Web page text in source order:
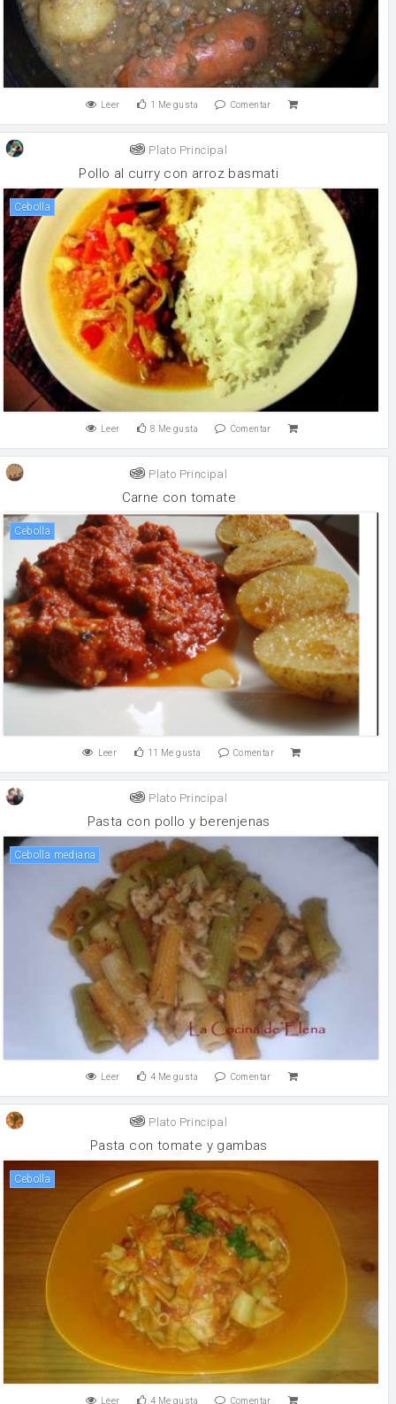
Leer 1 Me gusta Comentar
Plato Principal
Pollo al curry con arroz basmati
cebolla
Leer 8 Me gusta Comentar
Plato Principal
Carne con tomate
cebolla
Leer 11 Me gusta Comentar
Plato Principal
Pasta con pollo y berenjenas
Cebolla mediana
Leer 4 Me gusta Comentar
Plato Principal
Pasta con tomate y gambas
cebolla
Leer 4 Me gusta Comentar